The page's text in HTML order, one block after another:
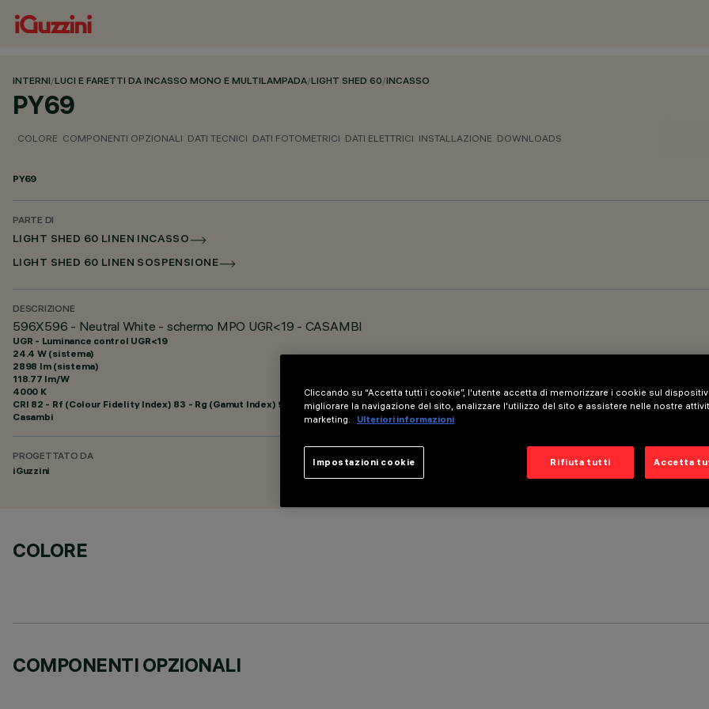
INTERNI/LUCI E FARETTI DA INCASSO MONO E MULTILAMPADA/LIGHT SHED 60/INCASSO
PY69
COLORE COMPONENTI OPZIONALI DATI TECNICI DATI FOTOMETRICI DATI ELETTRICI INSTALLAZIONE DOWNLOADS
PY69
PARTE DI
LIGHT SHED 60 LINEN INCASSO
LIGHT SHED 60 LINEN SOSPENSIONE
DESCRIZIONE
596X596 - Neutral White - schermo MPO UGR<19 - CASAMBI
UGR - Luminance control UGR<19
24.4 W (sistema)
2898 lm (sistema)
118.77 lm/W
4000 K
CRI 82 - Rf (Colour Fidelity Index) 83 - Rg (Gamut Index) 93
Casambi
PROGETTATO DA
iGuzzini
COLORE
COMPONENTI OPZIONALI
Cliccando su “Accetta tutti i cookie”, l'utente accetta di memorizzare i cookie sul
migliorare la navigazione del sito, analizzare l'utilizzo del sito e assistere nelle nostre
marketing.
Ulteriori informazioni
Rifiuta tutti Accetta
Impostazioni cookie